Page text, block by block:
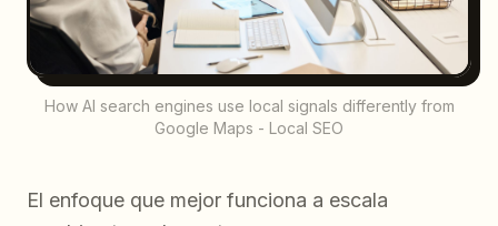
How AI search engines use local signals differently from
Google Maps - Local SEO
El enfoque que mejor funciona a escala